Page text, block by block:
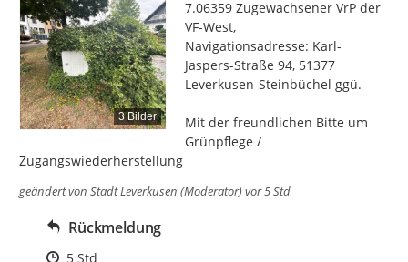
3 Bilder
7.06359 Zugewachsener VrP der
VF-West,
Navigationsadresse: Karl-
Jaspers-Straße 94, 51377
Leverkusen-Steinbüchel ggü.
Mit der freundlichen Bitte um
Grünpflege /
Zugangswiederherstellung
geändert von Stadt Leverkusen (Moderator)vor 5 Std
Rückmeldung
Zeitpunkt des Erstellens
5 Std